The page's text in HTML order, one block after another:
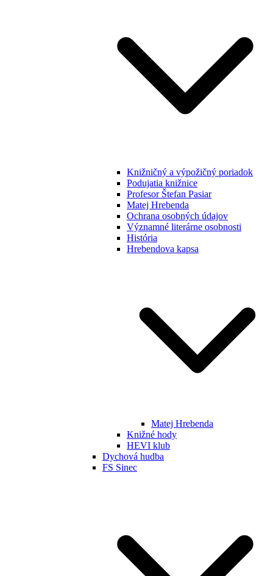
Knižničný a výpožičný poriadok
Podujatia knižnice
Profesor Štefan Pasiar
Matej Hrebenda
Ochrana osobných údajov
Významné literárne osobnosti
História
Hrebendova kapsa
Matej Hrebenda
Knižné hody
HEVI klub
Dychová hudba
FS Sinec